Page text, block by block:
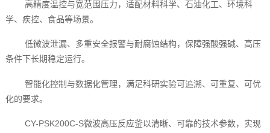
高精度温控与宽范围压力，适配材料科学、石油化工、环境科
学、疾控、食品等场景。
低微波泄漏、多重安全报警与耐腐蚀结构，保障强酸强碱、高压
条件下长期稳定运行。
智能化控制与数据化管理，满足科研实验可追溯、可重复、可优
化的要求。
CY-PSK200C-S微波高压反应釜以清晰、可靠的技术参数，实现